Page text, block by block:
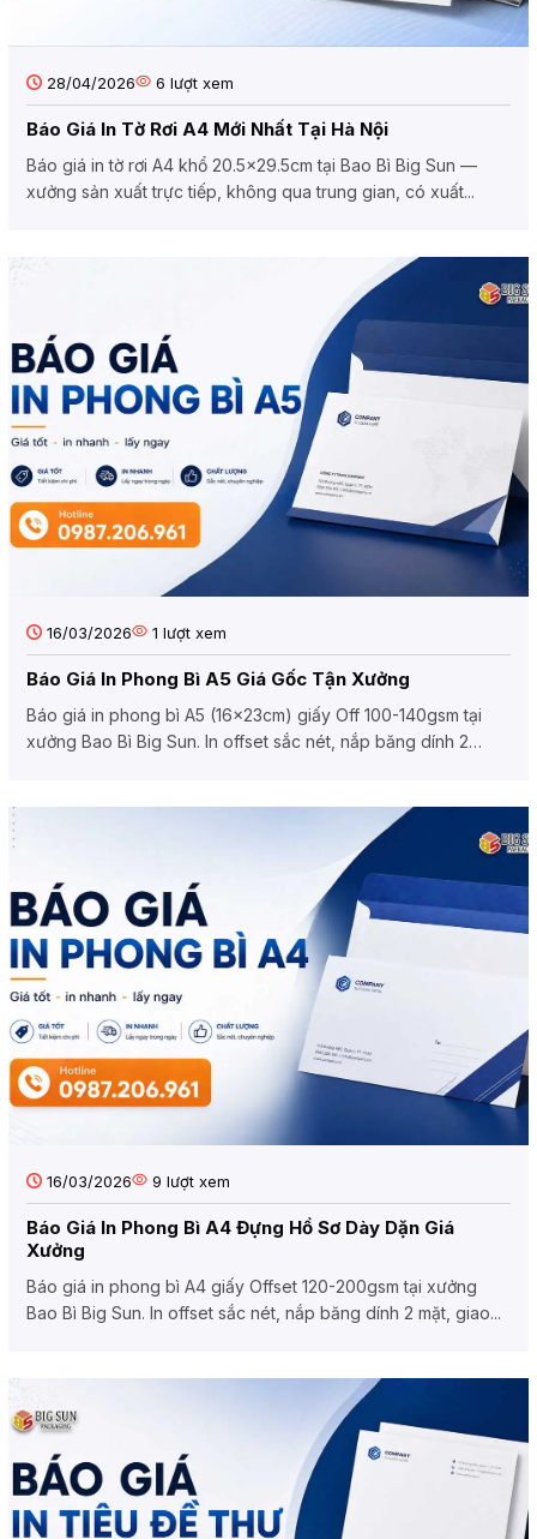
28/04/2026 6 lượt xem
Báo Giá In Tờ Rơi A4 Mới Nhất Tại Hà Nội
Báo giá in tờ rơi A4 khổ 20.5×29.5cm tại Bao Bì Big Sun —
xưởng sản xuất trực tiếp, không qua trung gian, có xuất...
16/03/2026 1 lượt xem
Báo Giá In Phong Bì A5 Giá Gốc Tận Xưởng
Báo giá in phong bì A5 (16x23cm) giấy Off 100-140gsm tại
xưởng Bao Bì Big Sun. In offset sắc nét, nắp băng dính 2
16/03/2026 9 lượt xem
Báo Giá In Phong Bì A4 Đựng Hồ Sơ Dày Dặn Giá
Xưởng
Báo giá in phong bì A4 giấy Offset 120-200gsm tại xưởng
Bao Bì Big Sun. In offset sắc nét, nắp băng dính 2 mặt, giao...